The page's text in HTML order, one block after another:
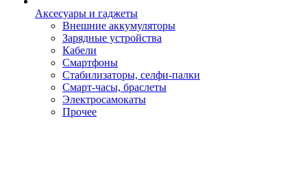
Аксесуары и гаджеты
Внешние аккумуляторы
Зарядные устройства
Кабели
Смартфоны
Стабилизаторы, селфи-палки
Смарт-часы, браслеты
Электросамокаты
Прочее